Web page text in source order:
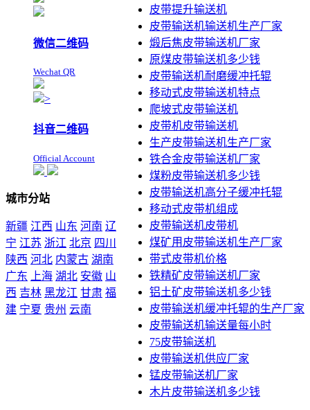
皮带提升输送机
皮带输送机输送机生产厂家
煅后焦皮带输送机厂家
原煤皮带输送机多少钱
皮带输送机耐磨缓冲托辊
移动式皮带输送机特点
爬坡式皮带输送机
皮带机皮带输送机
生产皮带输送机生产厂家
铁合金皮带输送机厂家
煤粉皮带输送机多少钱
皮带输送机高分子缓冲托辊
移动式皮带机组成
皮带输送机皮带机
煤矿用皮带输送机生产厂家
带式皮带机价格
铁精矿皮带输送机厂家
铝土矿皮带输送机多少钱
皮带输送机缓冲托辊的生产厂家
皮带输送机输送量每小时
75皮带输送机
皮带输送机供应厂家
锰皮带输送机厂家
木片皮带输送机多少钱
微信二维码
Wechat QR
>
抖音二维码
Official Account
城市分站
新疆 江西 山东 河南 辽
宁 江苏 浙江 北京 四川
陕西 河北 内蒙古 湖南
广东
上海 湖北 安徽 山
西 吉林 黑龙江 甘肃 福
建 宁夏 贵州 云南